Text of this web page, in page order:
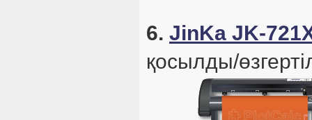
6. JinKa JK-
қосылды/